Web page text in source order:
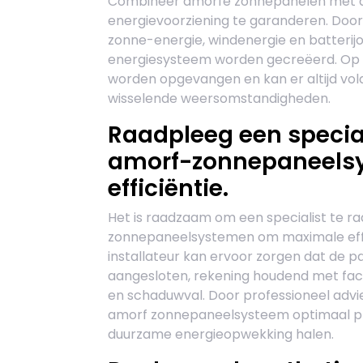
energievoorziening te garanderen.
zonne-energie, windenergie en
energiesysteem worden gecreëerd.
worden opgevangen en kan er altijd
wisselende weersomstandigheden.
Raadpleeg een
amorf-
efficiëntie.
Het is raadzaam om een specialist te
zonnepaneelsystemen om maximale
installateur kan ervoor zorgen dat de
aangesloten, rekening houdend met
en schaduwval. Door professioneel
amorf zonnepaneelsysteem optimaal
duurzame energieopwekking halen.